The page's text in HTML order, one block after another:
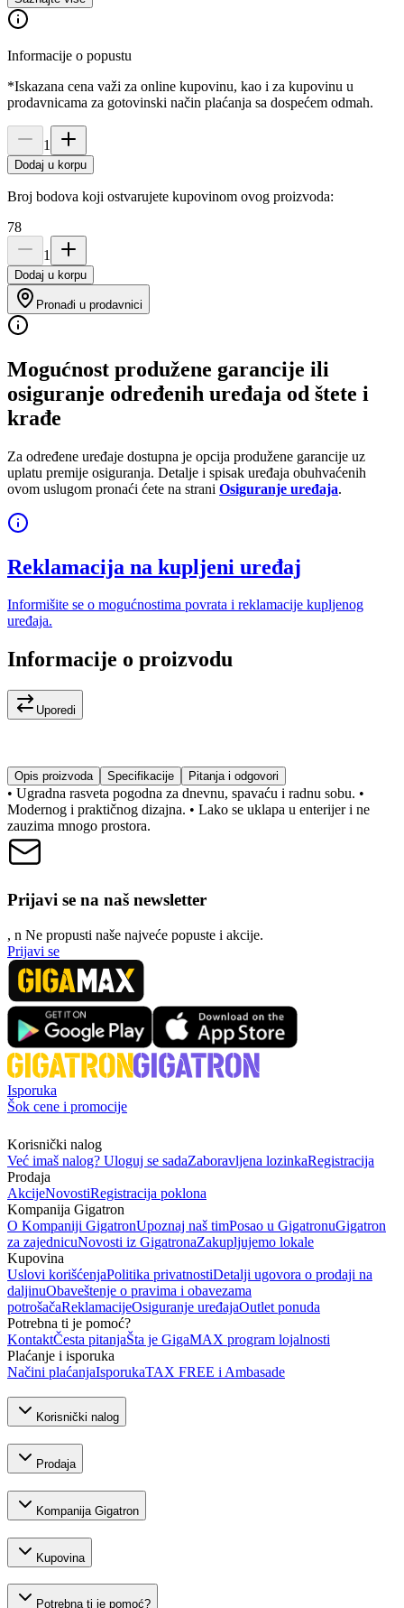
Informacije o popustu
*Iskazana cena važi za online kupovinu, kao i za kupovinu u
prodavnicama za gotovinski način plaćanja sa dospećem odmah.
1
Dodaj u korpu
Broj bodova koji ostvarujete kupovinom ovog proizvoda:
78
1
Dodaj u korpu
Pronađi u prodavnici
Mogućnost produžene garancije ili
osiguranje određenih uređaja od štete i
krađe
Za određene uređaje dostupna je opcija produžene garancije uz
uplatu premije osiguranja. Detalje i spisak uređaja obuhvaćenih
ovom uslugom pronaći ćete na strani Osiguranje uređaja.
Reklamacija na kupljeni uređaj
Informišite se o mogućnostima povrata i reklamacije kupljenog
uređaja.
Informacije o proizvodu
Uporedi
Opis proizvoda Specifikacije Pitanja i odgovori
• Ugradna rasveta pogodna za dnevnu, spavaću i radnu sobu. •
Modernog i praktičnog dizajna. • Lako se uklapa u enterijer i ne
zauzima mnogo prostora.
Prijavi se na naš newsletter
, n Ne propusti naše najveće popuste i akcije.
Prijavi se
Isporuka
Šok cene i promocije
Korisnički nalog
Već imaš nalog? Uloguj se sadaZaboravljena lozinkaRegistracija
Prodaja
AkcijeNovostiRegistracija poklona
Kompanija Gigatron
O Kompaniji GigatronUpoznaj naš timPosao u GigatronuGigatron
za zajednicuNovosti iz GigatronaZakupljujemo lokale
Kupovina
Uslovi korišćenjaPolitika privatnostiDetalji ugovora o prodaji na
daljinuObaveštenje o pravima i obavezama
potrošačaReklamacijeOsiguranje uređajaOutlet ponuda
Potrebna ti je pomoć?
KontaktČesta pitanjaŠta je GigaMAX program lojalnosti
Plaćanje i isporuka
Načini plaćanjaIsporukaTAX FREE i Ambasade
Korisnički nalog
Prodaja
Kompanija Gigatron
Kupovina
Potrebna ti je pomoć?